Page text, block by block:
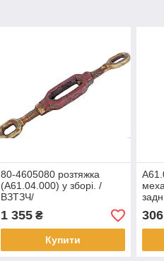
80-4605080 розтяжка
(А61.04.000) у зборі. /
ВЗТЗЧ/
1 355₴
Купити
306